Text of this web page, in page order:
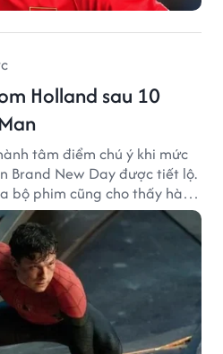
Holland sau 10
tâm điểm chú ý khi mức
Brand New Day được tiết lộ.
bộ phim cũng cho thấy hành
ý của nam diễn viên sau
Người Nhện.